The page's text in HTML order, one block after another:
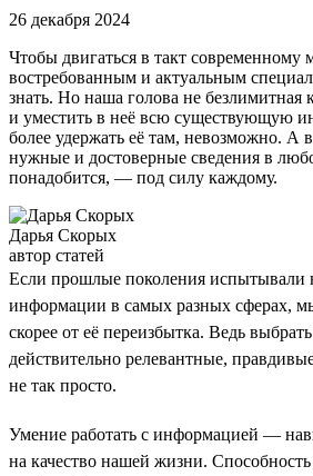
26 декабря 2024
Чтобы двигаться в такт современному
востребованным и актуальным
знать. Но наша голова не безлимитная
и уместить в неё всю существующую
более удержать её там, невозможно. А
нужные и достоверные сведения в
понадобится, — под силу каждому.
Дарья Скорых
автор статей
Если прошлые поколения испытывали
информации в самых разных сферах,
скорее от её переизбытка. Ведь
действительно релевантные,
не так просто.
Умение работать с информацией —
на качество нашей жизни.